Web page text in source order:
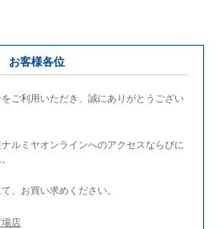
お客様各位
ご利用いただき、誠にありがとうござい
ルミヤオンラインへのアクセスならびに
、お買い求めください。
店